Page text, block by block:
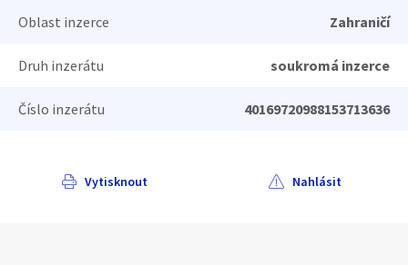
Oblast inzerce Zahraničí
Druh inzerátu soukromá inzerce
Číslo inzerátu 40169720988153713636
Vytisknout Nahlásit